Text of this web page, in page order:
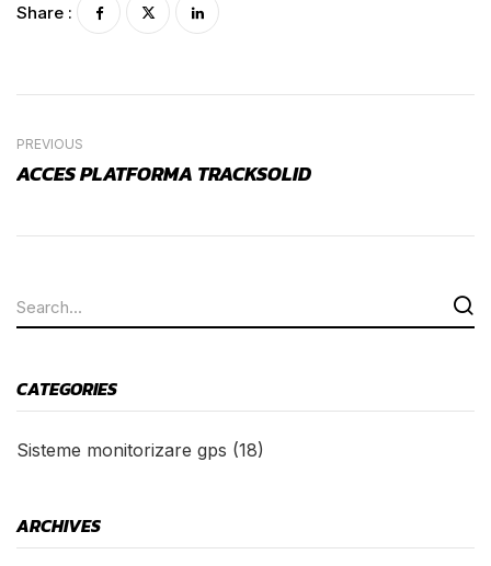
CATEGORIES
Sisteme monitorizare gps (18)
ARCHIVES
Share :
PREVIOUS
ACCES PLATFORMA TRACKSOLID